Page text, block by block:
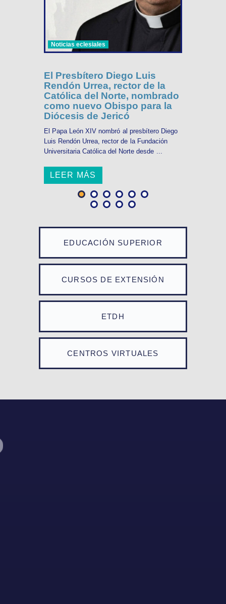
EDUCACIÓN SUPERIOR
CURSOS DE EXTENSIÓN
ETDH
CENTROS VIRTUALES
Noticias eclesiales
El Presbítero Diego Luis
Rendón Urrea, rector de la
Católica del Norte, nombrado
como nuevo Obispo para la
Diócesis de Jericó
El Papa León XIV nombró al presbítero Diego
Luis Rendón Urrea, rector de la Fundación
Universitaria Católica del Norte desde ...
LEER MÁS